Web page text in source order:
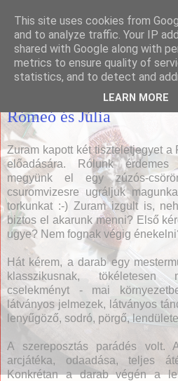
Házias konyha
Rómeó és Júlia
Zuram kapott két tiszteletjegyet a
előadására. Rólunk
megyünk el egy zúzós-
csuromvizesre ugráljuk
torkunkat :-) Zuram izgult is,
biztos el akarunk menni? Első
ugye? Nem fognak végig
Hát kérem, a darab egy
klasszikusnak,
cselekményt - mai
látványos jelmezek, látványos
lenyűgöző, sodró, pörgő,
A szereposztás parádés volt.
arcjátéka, odaadása, teljes
Konkrétan a darab végén a
This site uses cookies from
and to analyze traffic. Your IP
shared with Google along with
metrics to ensure quality of
statistics, and to detect and
LEARN MORE